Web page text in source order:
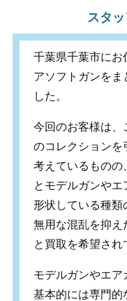
スタ
千葉県千葉市にお
アソフトガンをま
した。
今回のお客様は、
のコレクションを
考えているものの
とモデルガンやエ
形状している種類
無用な混乱を抑え
と買取を希望され
モデルガンやエア
基本的には専門的